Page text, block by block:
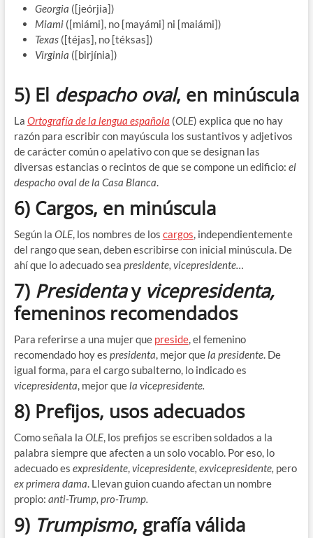
Georgia ([jeórjia])
Miami ([miámi], no [mayámi] ni [maiámi])
Texas ([téjas], no [téksas])
Virginia ([birjínia])
5) El despacho oval, en minúscula
La Ortografía de la lengua española (OLE) explica que no hay
razón para escribir con mayúscula los sustantivos y adjetivos
de carácter común o apelativo con que se designan las
diversas estancias o recintos de que se compone un edificio: el
despacho oval de la Casa Blanca
6) Cargos, en minúscula
Según la OLE, los nombres de los cargos , independientemente
del rango que sean, deben escribirse con inicial minúscula. De
ahí que lo adecuado sea presidente, vicepresidente…
7) Presidentayvicepresidenta,
femeninos recomendados
Para referirse a una mujer que preside, el femenino
recomendado hoy es presidenta , mejor quela presidente. De
igual forma, para el cargo subalterno, lo indicado es
vicepresidenta , mejor que la vicepresidente.
8) Prefijos, usos adecuados
Como señala la OLE, los prefijos se escriben soldados a la
palabra siempre que afecten a un solo vocablo. Por eso, lo
adecuado es expresidente, vicepresidente, exvicepresidente, pero
ex primera dama . Llevan guion cuando afectan un nombre
propio: anti-Trump, pro-Trump.
9) Trumpismo, grafía válida